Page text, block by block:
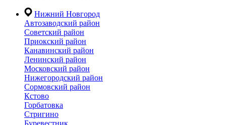
Нижний Новгород
Автозаводский район
Советский район
Приокский район
Канавинский район
Ленинский район
Московский район
Нижегородский район
Сормовский район
Кстово
Горбатовка
Стригино
Буревестник